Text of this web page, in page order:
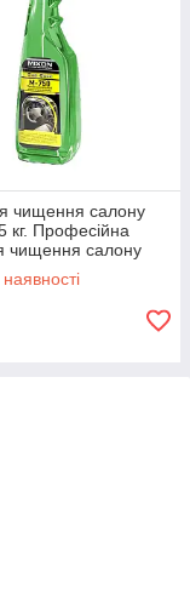
чищення салону
кг. Професійна
чищення салону